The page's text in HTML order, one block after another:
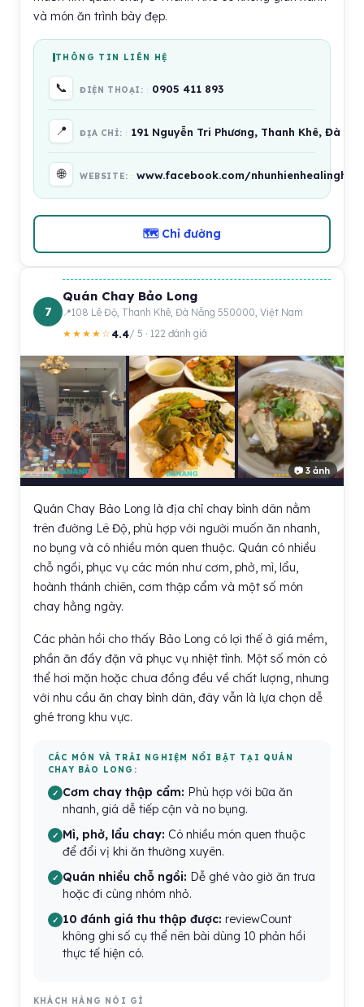
và món ăn trình bày đẹp.
THÔNG TIN LIÊN HỆ
📞 ĐIỆN THOẠI: 0905 411 893
📍 ĐỊA CHỈ: 191 Nguyễn Tri Phương, Thanh Khê, Đà
🌐 WEBSITE: www.facebook.com/
🗺 Chỉ đường
7
Quán Chay Bảo Long
108 Lê Độ, Thanh Khê, Đà Nẵng 550000, Việt Nam
★★★★☆4.4/ 5 · 122 đánh giá
📷 3 ảnh
Quán Chay Bảo Long là địa chỉ chay bình dân nằm
trên đường Lê Độ, phù hợp với người muốn ăn nhanh,
no bụng và có nhiều món quen thuộc. Quán có nhiều
chỗ ngồi, phục vụ các món như cơm, phở, mì, lẩu,
hoành thánh chiên, cơm thập cẩm và một số món
chay hằng ngày.
Các phản hồi cho thấy Bảo Long có lợi thế ở giá mềm,
phần ăn đầy đặn và phục vụ nhiệt tình. Một số món có
thể hơi mặn hoặc chưa đồng đều về chất lượng, nhưng
với nhu cầu ăn chay bình dân, đây vẫn là lựa chọn dễ
ghé trong khu vực.
CÁC MÓN VÀ TRẢI NGHIỆM NỔI BẬT TẠI QUÁN
CHAY BẢO LONG:
Cơm chay thập cẩm: Phù hợp với bữa ăn
nhanh, giá dễ tiếp cận và no bụng.
Mì, phở, lẩu chay: Có nhiều món quen thuộc
để đổi vị khi ăn thường xuyên.
Quán nhiều chỗ ngồi: Dễ ghé vào giờ ăn trưa
hoặc đi cùng nhóm nhỏ.
10 đánh giá thu thập được: reviewCount
không ghi số cụ thể nên bài dùng 10 phản hồi
thực tế hiện có.
KHÁCH HÀNG NÓI GÌ